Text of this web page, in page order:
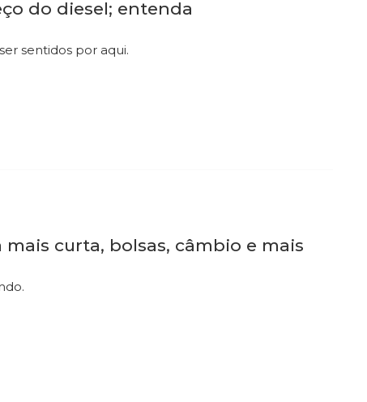
do diesel; entenda
sentidos por aqui.
curta, bolsas, câmbio e mais